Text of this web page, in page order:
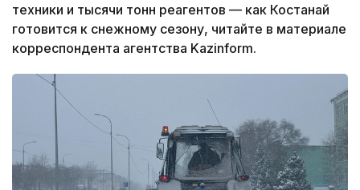
техники и тысячи тонн реагентов — как Костанай
готовится к снежному сезону, читайте в материале
корреспондента агентства Kazinform.